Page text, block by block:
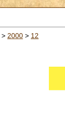
> 2000 > 12